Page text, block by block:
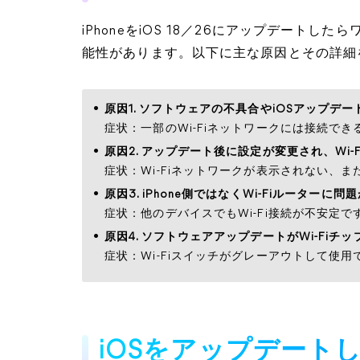
iPhoneをiOS 18／26にアップデートしたら
能性があります。以下に主な原因とその詳
原因1. ソフトウェアの不具合やiOSアップデ
症状：一部のWi-Fiネットワークには接続でき
原因2. アップデート後に設定が変更され、
症状：Wi-Fiネットワークが表示されない、ま
原因3. iPhone側ではなくWi-Fiルーターに問題
症状：他のデバイスでもWi-Fi接続が不安定で
原因4. ソフトウェアアップデートがWi-Fiチッ
症状：Wi-Fiスイッチがグレーアウトして使用
iOSをアップデート